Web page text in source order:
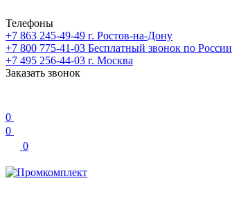
Телефоны
+7 863 245-49-49 г. Ростов-на-Дону
+7 800 775-41-03 Бесплатный звонок по России
+7 495 256-44-03 г. Москва
Заказать звонок
0
0
0